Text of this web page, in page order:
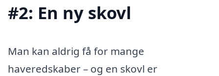
#2: En ny skovl
Man kan aldrig få for mange
haveredskaber – og en skovl er